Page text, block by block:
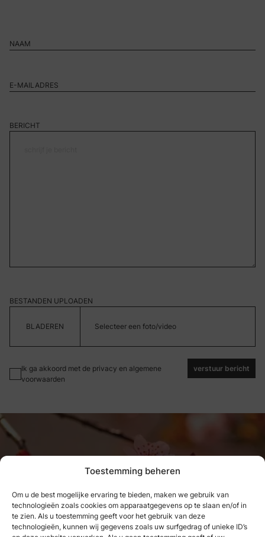
Toestemming beheren
Om u de best mogelijke ervaring te bieden, maken we gebruik van
technologieën zoals cookies om apparaatgegevens op te slaan en/of in
te zien. Als u toestemming geeft voor het gebruik van deze
technologieën, kunnen wij gegevens zoals uw surfgedrag of unieke ID’s
BERICHT
BESTANDEN UPLOADEN
Selecteer een foto/video
Ik ga akkoord met de privacy en algemene
voorwaarden
verstuur bericht
Wat we hebben genoten, kunnen